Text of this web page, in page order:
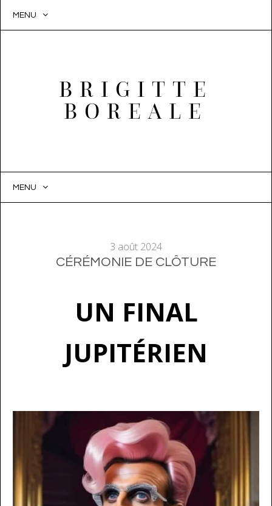
MENU
BRIGITTE
BOREALE
MENU
3 août 2024
CÉRÉMONIE DE CLÔTURE
UN FINAL
JUPITÉRIEN